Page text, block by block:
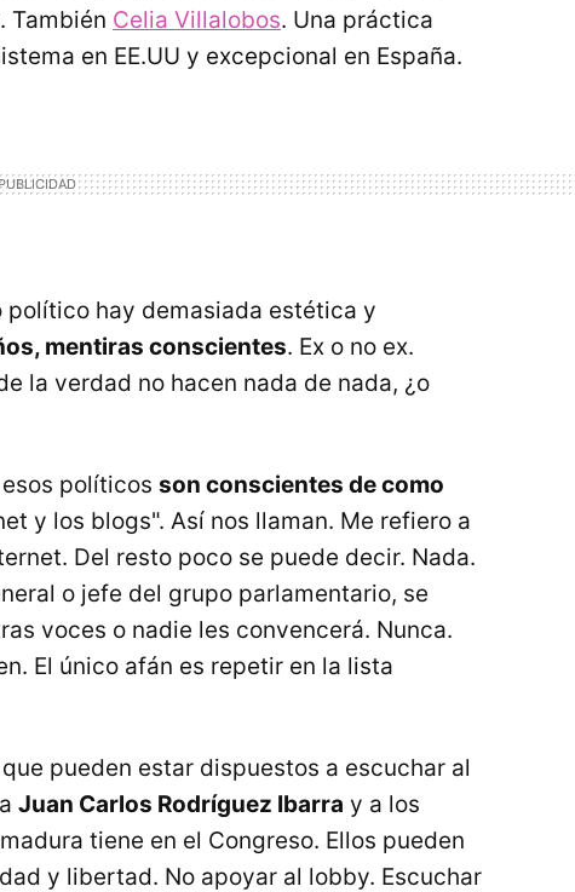
También Celia Villalobos. Una práctica
en EE.UU y excepcional en España.
político hay demasiada estética y
mentiras conscientes. Ex o no ex.
la verdad no hacen nada de nada, ¿o
políticos son conscientes de como
y los blogs". Así nos llaman. Me refiero a
Del resto poco se puede decir. Nada.
o jefe del grupo parlamentario, se
voces o nadie les convencerá. Nunca.
El único afán es repetir en la lista
que pueden estar dispuestos a escuchar al
Juan Carlos Rodríguez Ibarra y a los
tiene en el Congreso. Ellos pueden
y libertad. No apoyar al lobby. Escuchar